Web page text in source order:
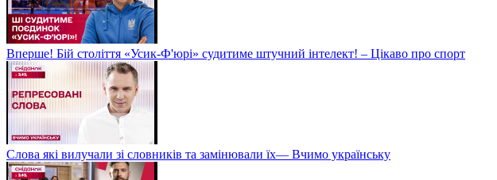
Вперше! Бій століття «Усик-Ф'юрі» судитиме штучний інтелект! – Цікаво про спорт
Слова які вилучали зі словників та замінювали їх— Вчимо українську